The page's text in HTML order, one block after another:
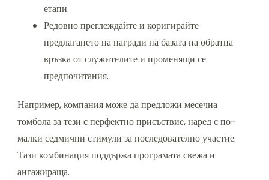
етапи.
Редовно преглеждайте и коригирайте
предлагането на награди на базата на обратна
връзка от служителите и променящи се
предпочитания.
Например, компания може да предложи месечна
томбола за тези с перфектно присъствие, наред с по-
малки седмични стимули за последователно участие.
Тази комбинация поддържа програмата свежа и
ангажираща.